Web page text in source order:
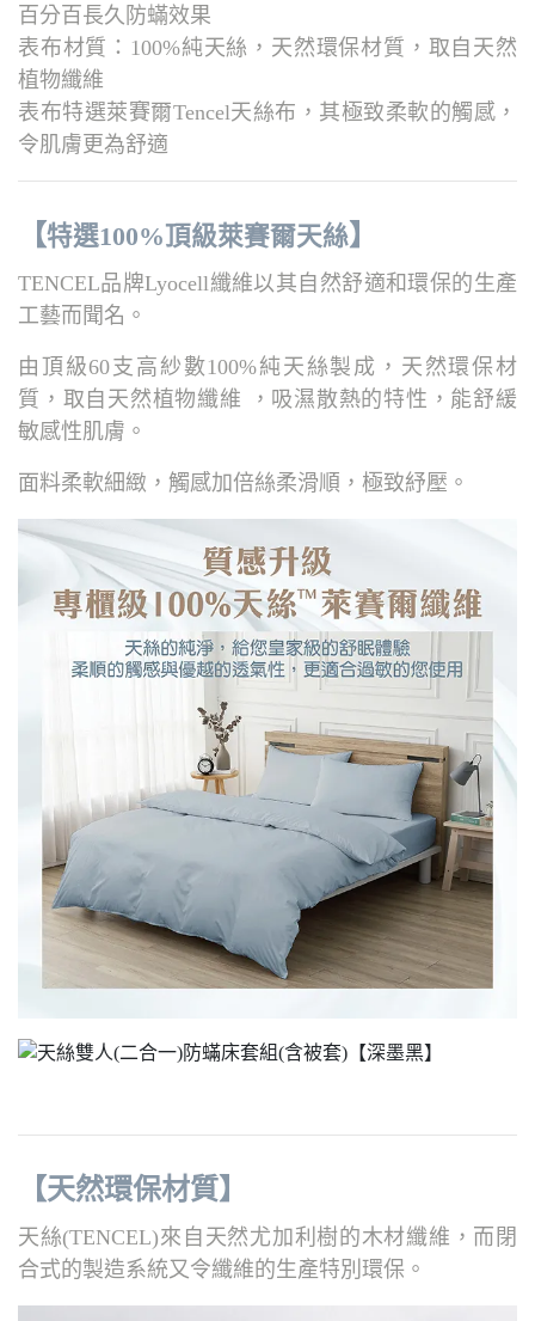
百分百長久防蟎效果
表布材質：100%純天絲，天然環保材質，取自天然
植物纖維
表布特選萊賽爾Tencel天絲布，其極致柔軟的觸感，
令肌膚更為舒適
【特選100%頂級萊賽爾天絲】
TENCEL品牌Lyocell纖維以其自然舒適和環保的生產
工藝而聞名。
由頂級60支高紗數100%純天絲製成，天然環保材
質，取自天然植物纖維 ，吸濕散熱的特性，能舒緩
敏感性肌膚。
面料柔軟細緻，觸感加倍絲柔滑順，極致紓壓。
【天然環保材質】
天絲(TENCEL)來自天然尤加利樹的木材纖維，而閉
合式的製造系統又令纖維的生產特別環保。